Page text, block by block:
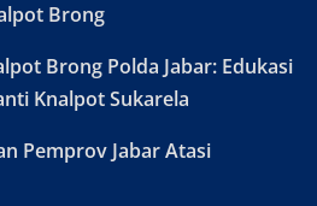
Brong
Brong Polda Jabar: Edukasi
Knalpot Sukarela
Pemprov Jabar Atasi